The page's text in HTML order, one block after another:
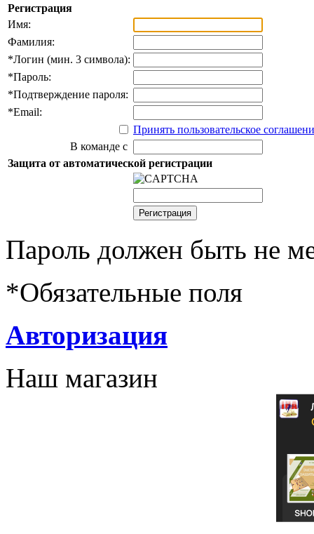
Регистрация
Имя:
Фамилия:
*Логин (мин. 3 символа):
*Пароль:
*Подтверждение пароля:
*Email:
Принять пользовательское
В команде с
Защита от автоматической регистрации
Пароль должен быть не
*Обязательные поля
Авторизация
Наш магазин